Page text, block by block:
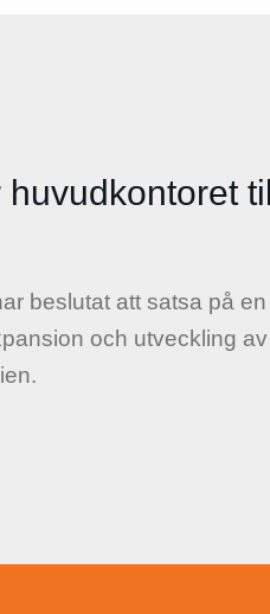
beslutat att satsa på
och utveckling av